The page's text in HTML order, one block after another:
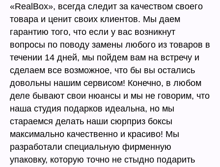
«RealBox», всегда следит за качеством своего
товара и ценит своих клиентов. Мы даем
гарантию того, что если у вас возникнут
вопросы по поводу замены любого из товаров в
течении 14 дней, мы пойдем вам на встречу и
сделаем все возможное, что бы вы остались
довольны нашим сервисом! Конечно, в любом
деле бывают свои нюансы и мы не говорим, что
наша студия подарков идеальна, но мы
стараемся делать наши сюрприз боксы
максимально качественно и красиво! Мы
разработали специальную фирменную
упаковку, которую точно не стыдно подарить